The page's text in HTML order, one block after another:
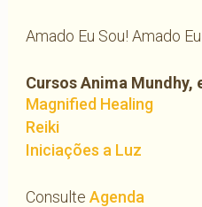
Amado Eu Sou! Amado
Cursos Anima Mundhy,
Magnified Healing
Reiki
Iniciações a Luz
Consulte Agenda